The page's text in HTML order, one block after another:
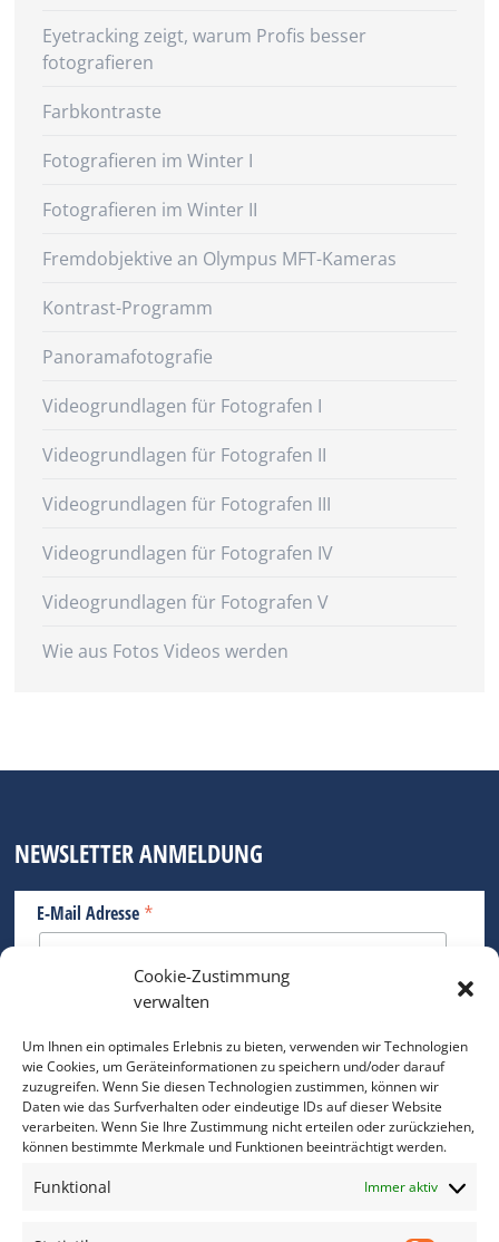
Cookie-Zustimmung
verwalten
Um Ihnen ein optimales Erlebnis zu bieten, verwenden wir Technologien
wie Cookies, um Geräteinformationen zu speichern und/oder darauf
zuzugreifen. Wenn Sie diesen Technologien zustimmen, können wir
Daten wie das Surfverhalten oder eindeutige IDs auf dieser Website
verarbeiten. Wenn Sie Ihre Zustimmung nicht erteilen oder zurückziehen,
können bestimmte Merkmale und Funktionen beeinträchtigt werden.
Funktional Immer aktiv
Eyetracking zeigt, warum Profis besser
fotografieren
Farbkontraste
Fotografieren im Winter I
Fotografieren im Winter II
Fremdobjektive an Olympus MFT-Kameras
Kontrast-Programm
Panoramafotografie
Videogrundlagen für Fotografen I
Videogrundlagen für Fotografen II
Videogrundlagen für Fotografen III
Videogrundlagen für Fotografen IV
Videogrundlagen für Fotografen V
Wie aus Fotos Videos werden
NEWSLETTER ANMELDUNG
E-Mail Adresse *
Bitte geben Sie Ihre E-Mail Adresse ein.
*